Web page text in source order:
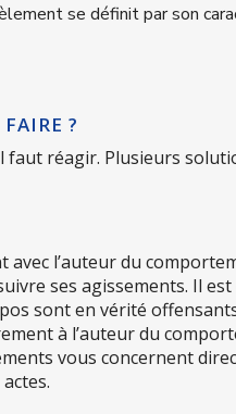
se définit par son
?
faut réagir. Plusieurs
l’auteur du
ses agissements. Il
sont en vérité
à l’auteur du
vous concernent